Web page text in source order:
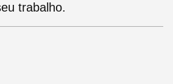
trabalho.